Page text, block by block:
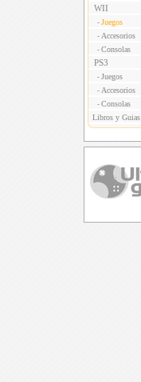
WII
- Juegos
- Accesorios
- Consolas
PS3
- Juegos
- Accesorios
- Consolas
Libros y Guias